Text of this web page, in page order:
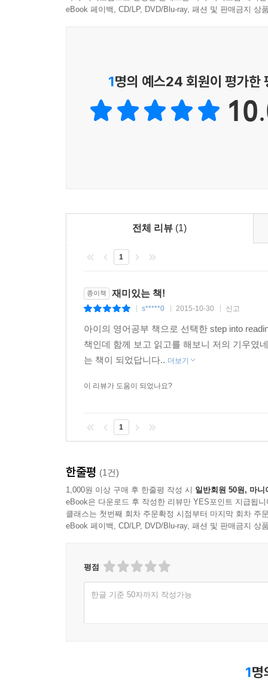
eBook 페이백, CD/LP, DVD/Blu-ray, 패션 및 판매금지 상
1명의 예스24 회원이 평가한
전체 리뷰 (1)
1
종이책 재미있는 책!
s*****0 2015-10-30 신고
아이의 영어공부 책으로 선택한 step into
책인데 함께 보고 읽고를 해보니 저의 기우였
는 책이 되었답니다.. 더보기
이 리뷰가 도움이 되었나요?
1
한줄평 (1건)
1,000원 이상 구매 후 한줄평 작성 시 일반회원 50원, 마니
eBook은 다운로드 후 작성한 리뷰만 YES포인트 지급됩니
클래스는 첫번째 회차 주문확정 시점부터 마지막 회차 주
eBook 페이백, CD/LP, DVD/Blu-ray, 패션 및 판매금지 상
평점
한글 기준 50자까지 작성가능
1명